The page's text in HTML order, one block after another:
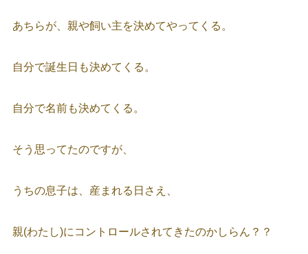
あちらが、親や飼い主を決めてやってくる。
自分で誕生日も決めてくる。
自分で名前も決めてくる。
そう思ってたのですが、
うちの息子は、産まれる日さえ、
親(わたし)にコントロールされてきたのかしらん？？